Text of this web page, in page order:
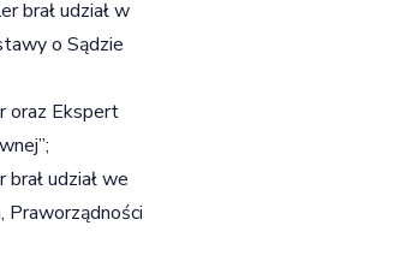
brał udział w
o Sądzie
oraz Ekspert
udział we
Praworządności